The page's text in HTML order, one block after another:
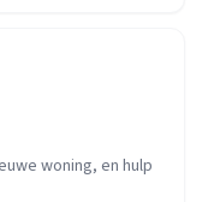
woning, en hulp